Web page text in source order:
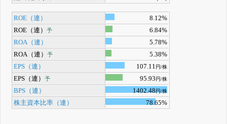
ROE（連）
8.12%
ROE（連）予
6.84%
ROA（連）
5.78%
ROA（連）予
5.38%
EPS（連）
107.11円/株
EPS（連）予 95.93円/株
BPS（連） 1402.48円/株
株主資本比率（連） 78.65%